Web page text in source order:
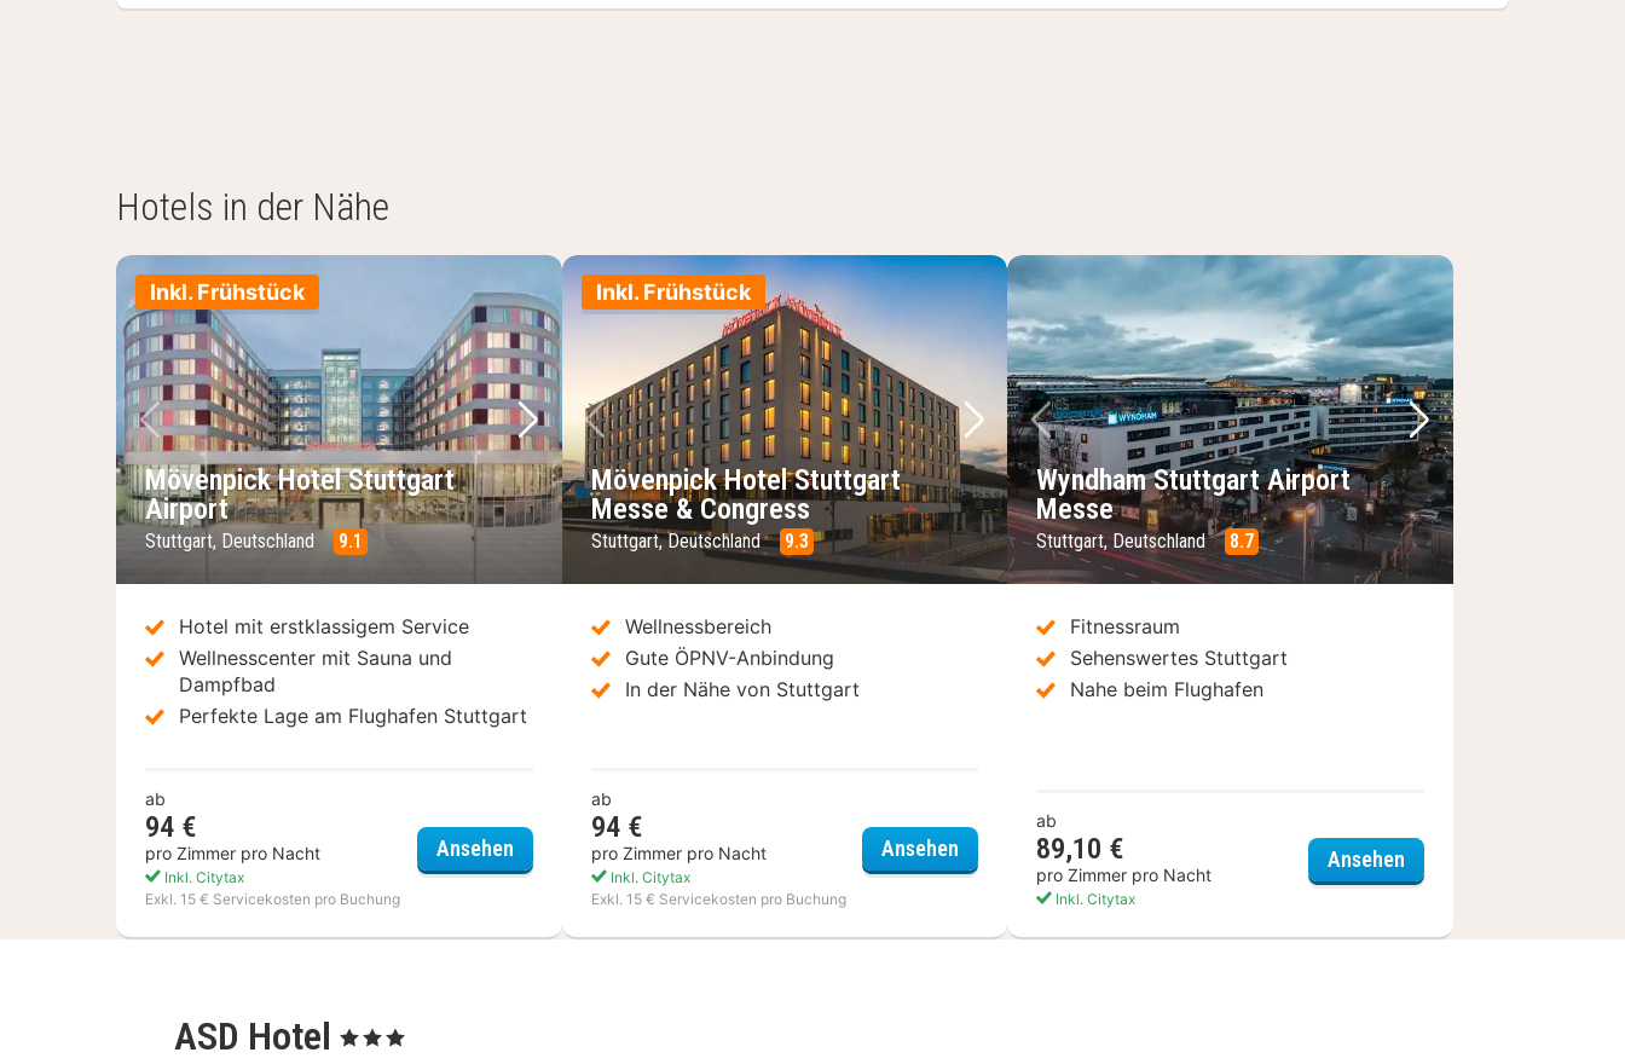
Hotels in der Nähe
Inkl. Frühstück
Vorheriges Bild
Nächstes Bild
Mövenpick Hotel Stuttgart
Airport
Stuttgart, Deutschland 9.1
Hotel mit erstklassigem Service
Wellnesscenter mit Sauna und
Dampfbad
Perfekte Lage am Flughafen Stuttgart
ab
94 €
pro Zimmer pro Nacht
Inkl. Citytax
Exkl. 15 € Servicekosten pro Buchung
AnsehenMövenpick Hotel Stuttgart Airport
Inkl. Frühstück
Vorheriges Bild
Nächstes Bild
Mövenpick Hotel Stuttgart
Messe & Congress
Stuttgart, Deutschland 9.3
Wellnessbereich
Gute ÖPNV-Anbindung
In der Nähe von Stuttgart
ab
94 €
pro Zimmer pro Nacht
Inkl. Citytax
Exkl. 15 € Servicekosten pro Buchung
Ansehen Mövenpick Hotel Stuttgart Messe & Congress
Vorheriges Bild
Nächstes Bild
Wyndham Stuttgart Airport
Messe
Stuttgart, Deutschland 8.7
Fitnessraum
Sehenswertes Stuttgart
Nahe beim Flughafen
ab
89,10 €
pro Zimmer pro Nacht
Inkl. Citytax
AnsehenWyndham Stuttgart
ASD Hotel , 3 Sterne